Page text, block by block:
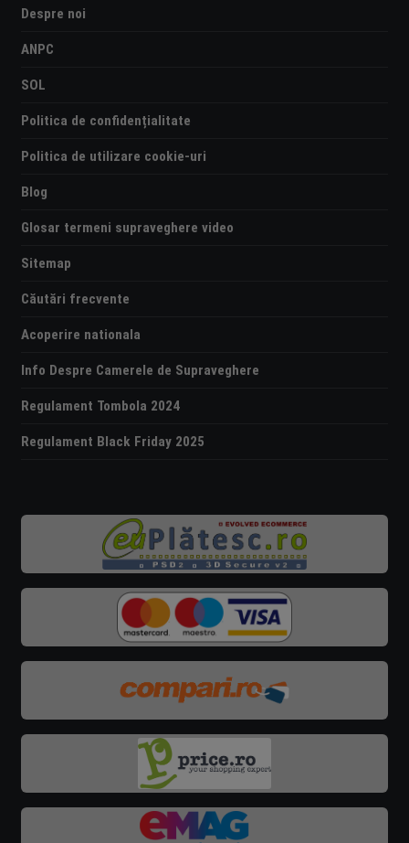
Despre noi
ANPC
SOL
Politica de confidențialitate
Politica de utilizare cookie-uri
Blog
Glosar termeni supraveghere video
Sitemap
Căutări frecvente
Acoperire nationala
Info Despre Camerele de Supraveghere
Regulament Tombola 2024
Regulament Black Friday 2025